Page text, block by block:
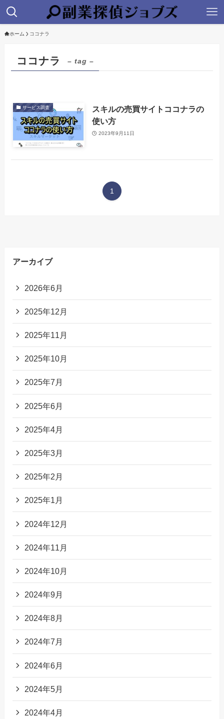
ホーム ココナラ
ココナラ – tag –
サービス調査
スキルの売買サイトココナラの
使い方
2023年9月11日
1
アーカイブ
2026年6月
2025年12月
2025年11月
2025年10月
2025年7月
2025年6月
2025年4月
2025年3月
2025年2月
2025年1月
2024年12月
2024年11月
2024年10月
2024年9月
2024年8月
2024年7月
2024年6月
2024年5月
2024年4月